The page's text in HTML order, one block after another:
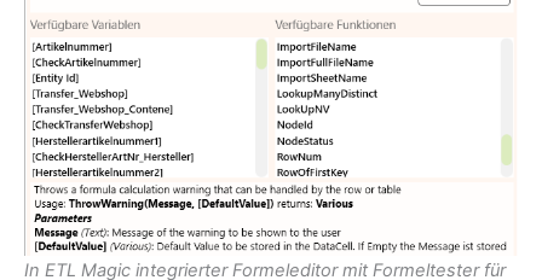
In ETL Magic integrierter Formeleditor mit Formeltester für